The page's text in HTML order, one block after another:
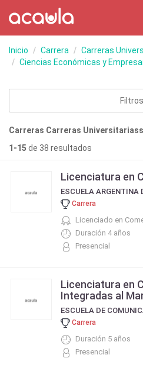
Inicio Carrera
Carreras
Ciencias Económicas y
Filtros
Carreras Carreras
1-15 de 38 resultados
Licenciatura en
Carrera
Licenciado en
Duración 4 años
Presencial
Licenciatura en
Integradas al
Carrera
Duración 5 años
Presencial